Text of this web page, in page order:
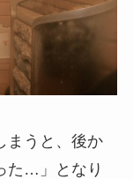
まうと、後か
た…」となり